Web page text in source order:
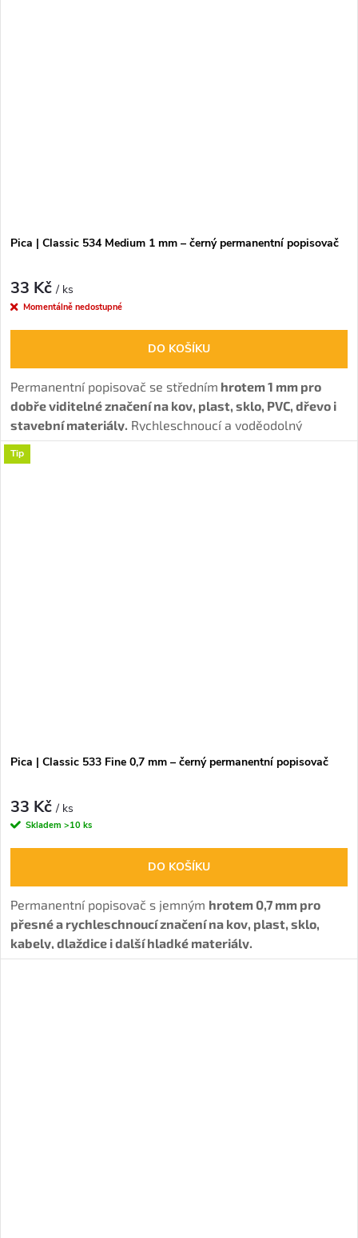
Pica | Classic 534 Medium 1 mm – černý permanentní popisovač
33 Kč/ ks
Momentálně nedostupné
DO KOŠÍKU
Permanentní popisovač se středním hrotem 1 mm pro
dobře viditelné značení na kov, plast, sklo, PVC, dřevo i
stavební materiály. Rychleschnoucí a voděodolný
inkoust.
Tip
Pica | Classic 533 Fine 0,7 mm – černý permanentní popisovač
33 Kč/ ks
Skladem >10 ks
DO KOŠÍKU
Permanentní popisovač s jemným hrotem 0,7 mm pro
přesné a rychleschnoucí značení na kov, plast, sklo,
kabely, dlaždice i další hladké materiály.